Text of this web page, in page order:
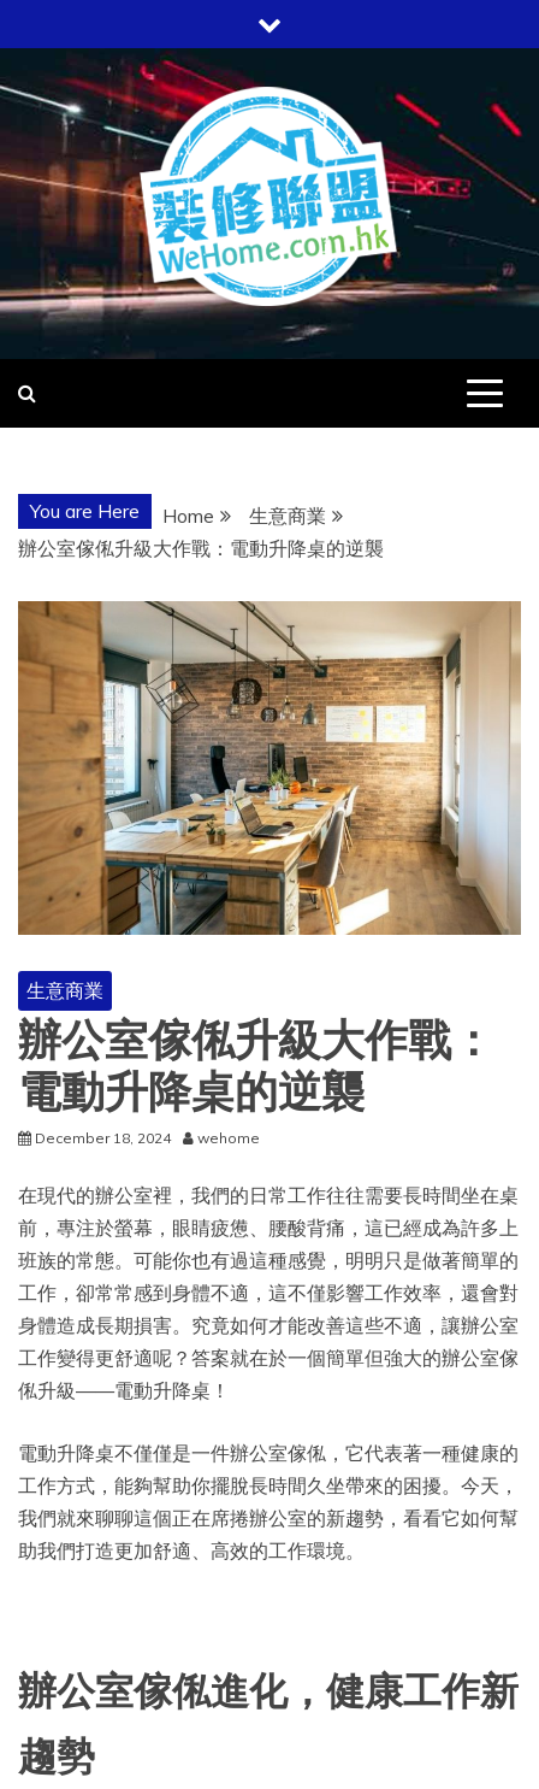
to
content
WEHOME
愛回家
You are Here Home
生意商業
辦公室傢俬升級大作戰：電動升降桌的逆襲
生意商業
辦公室傢俬升級大作戰：
電動升降桌的逆襲
December 18, 2024 wehome
在現代的辦公室裡，我們的日常工作往往需要長時間坐在桌
前，專注於螢幕，眼睛疲憊、腰酸背痛，這已經成為許多上
班族的常態。可能你也有過這種感覺，明明只是做著簡單的
工作，卻常常感到身體不適，這不僅影響工作效率，還會對
身體造成長期損害。究竟如何才能改善這些不適，讓辦公室
工作變得更舒適呢？答案就在於一個簡單但強大的辦公室傢
俬升級——電動升降桌！
電動升降桌不僅僅是一件辦公室傢俬，它代表著一種健康的
工作方式，能夠幫助你擺脫長時間久坐帶來的困擾。今天，
我們就來聊聊這個正在席捲辦公室的新趨勢，看看它如何幫
助我們打造更加舒適、高效的工作環境。
辦公室傢俬進化，健康工作新
趨勢